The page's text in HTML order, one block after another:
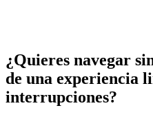
¿Quieres navegar
de una experiencia
interrupciones?